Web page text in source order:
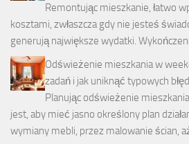
Remontując mieszkanie, łatwo
kosztami, zwłaszcza gdy nie jesteś
generują największe wydatki.
Odświeżenie mieszkania w
zadań i jak uniknąć typowych
Planując odświeżenie
jest, aby mieć jasno określony plan
wymiany mebli, przez malowanie ścian,